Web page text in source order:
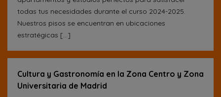
todas tus necesidades durante el curso 2024-2025.
Nuestros pisos se encuentran en ubicaciones
estratégicas […]
Cultura y Gastronomía en la Zona Centro y Zona
Universitaria de Madrid